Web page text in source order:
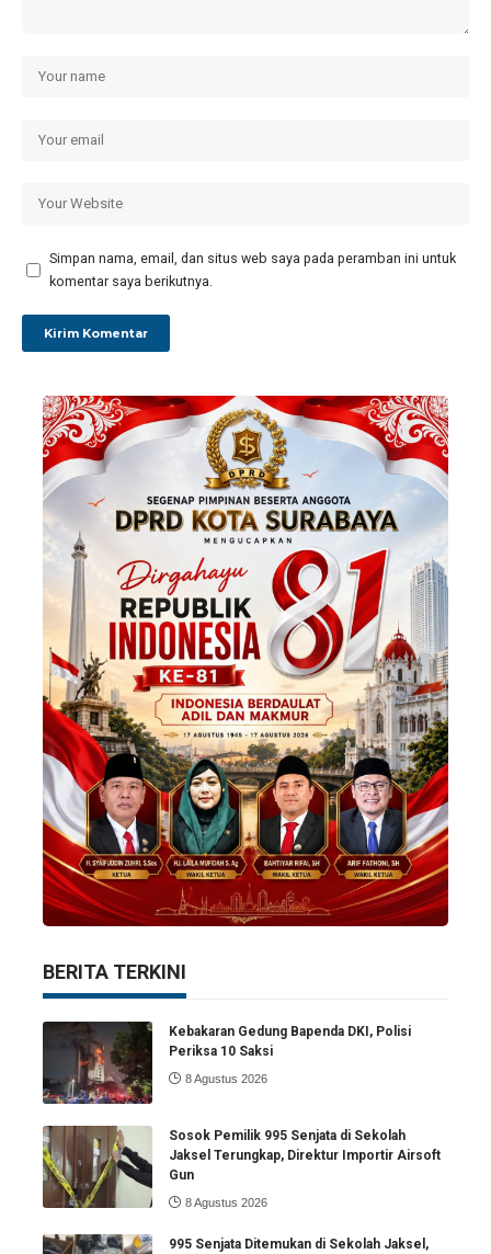
Simpan nama, email, dan situs web saya pada peramban ini untuk
komentar saya berikutnya.
BERITA TERKINI
Kebakaran Gedung Bapenda DKI, Polisi
Periksa 10 Saksi
8 Agustus 2026
Sosok Pemilik 995 Senjata di Sekolah
Jaksel Terungkap, Direktur Importir Airsoft
Gun
8 Agustus 2026
995 Senjata Ditemukan di Sekolah Jaksel,